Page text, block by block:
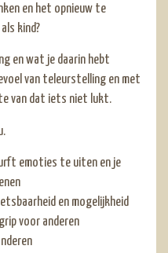
en het opnieuw te
kind?
en wat je daarin hebt
van teleurstelling en met
van dat iets niet lukt.
emoties te uiten en je
en mogelijkheid
voor anderen